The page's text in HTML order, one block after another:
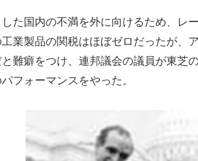
した国内の不満を外に向けるため、レ
業製品の関税はほぼゼロだったが、
難癖をつけ、連邦議会の議員が東芝
フォーマンスをやった。